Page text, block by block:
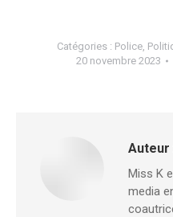
Catégories : Police,
20 novembre 2023
Auteur
Miss K
media